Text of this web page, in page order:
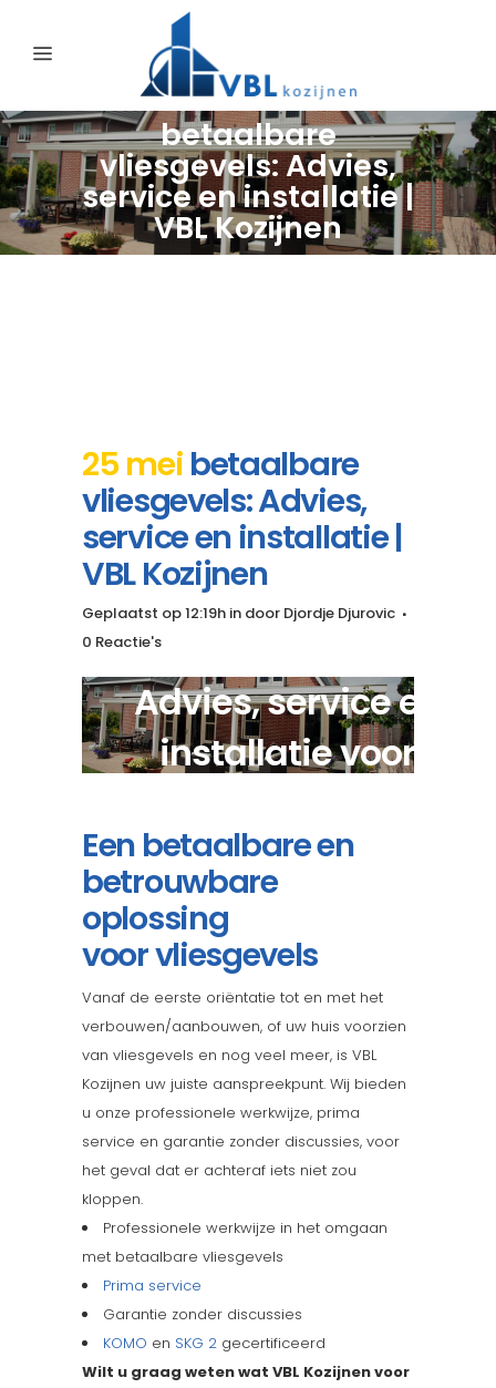
betaalbare
vliesgevels: Advies,
service en installatie |
VBL Kozijnen
25 mei betaalbare
vliesgevels: Advies,
service en installatie |
VBL Kozijnen
Geplaatst op 12:19h in door Djordje Djurovic
0 Reactie's
Advies, service en
installatie voor
Een betaalbare en
betrouwbare
oplossing
voor vliesgevels
Vanaf de eerste oriëntatie tot en met het
verbouwen/aanbouwen, of uw huis voorzien
van vliesgevels en nog veel meer, is VBL
Kozijnen uw juiste aanspreekpunt. Wij bieden
u onze professionele werkwijze, prima
service en garantie zonder discussies, voor
het geval dat er achteraf iets niet zou
kloppen.
Professionele werkwijze in het omgaan
met betaalbare vliesgevels
Prima service
Garantie zonder discussies
KOMO en SKG 2 gecertificeerd
Wilt u graag weten wat VBL Kozijnen voor